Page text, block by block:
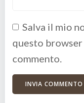
Salva il mio
questo
commento.